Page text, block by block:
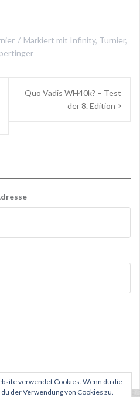
Markiert mit Infinity, Turnier,
Quo Vadis WH40k? – Test
der 8. Edition
verwendet Cookies. Wenn du die
der Verwendung von Cookies zu.